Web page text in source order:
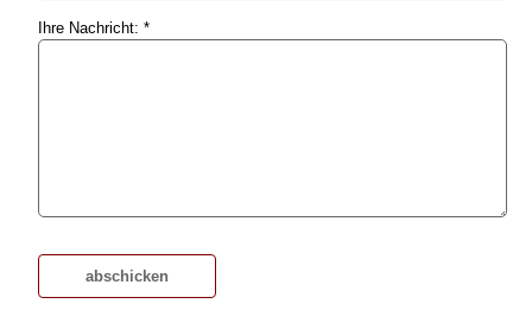
Ihre Nachricht: *